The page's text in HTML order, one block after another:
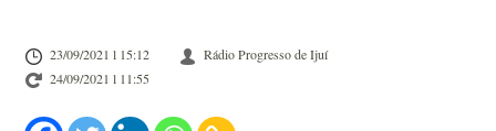
23/09/2021 l 15:12
Rádio Progresso de Ijuí
24/09/2021 l 11:55